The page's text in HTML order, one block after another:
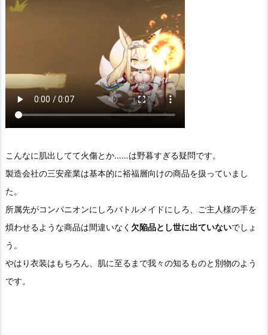
こんなに肌出してて火傷とか……は野暮すぎる疑問です。
製造会社の三安産業は基本的に裕福層向けの商品を扱っていまし
た。
所属先がコンパニオンにしろバトルメイドにしろ、ご主人様の手を
煩わせるような商品は間違いなく 欠陥品とし世に出ていないでしょ
う。
やはり衣装はもちろん、肌に至るまで我々の知るものと別物のよう
です。